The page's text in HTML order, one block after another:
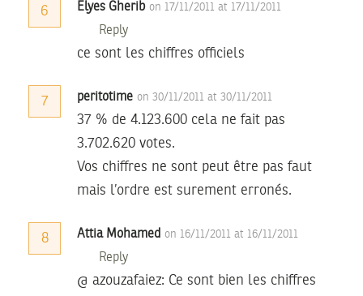
6 Elyes Gherib on 17/11/2011 at 17/11/2011
Reply
ce sont les chiffres officiels
7 peritotime on 30/11/2011 at 30/11/2011
37 % de 4.123.600 cela ne fait pas
3.702.620 votes.
Vos chiffres ne sont peut être pas faut
mais l’ordre est surement erronés.
8 Attia Mohamed on 16/11/2011 at 16/11/2011
Reply
@ azouzafaiez: Ce sont bien les chiffres